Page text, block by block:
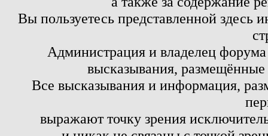
Вы пользуетесь представленной здесь
Администрация и владелец
высказывания,
Все высказывания и информация,
выражают точку зрения